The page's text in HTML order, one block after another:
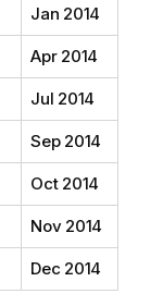
Jan 2014
Apr 2014
Jul 2014
Sep 2014
Oct 2014
Nov 2014
Dec 2014